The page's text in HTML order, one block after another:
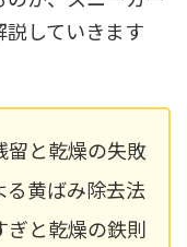
していきます
留と乾燥の失敗
る黄ばみ除去法
ぎと乾燥の鉄則